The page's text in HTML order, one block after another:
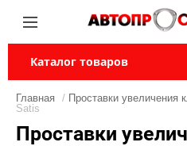
Каталог товаров
Главная / Проставки увеличения
Satis
Проставки